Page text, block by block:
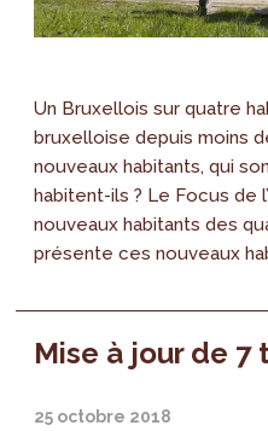
Un Bruxellois sur quatre
bruxelloise depuis moins
nouveaux habitants, qui
habitent-ils ? Le Focus de
nouveaux habitants des
présente ces nouveaux
Mise à jour de 7
25 octobre 2018